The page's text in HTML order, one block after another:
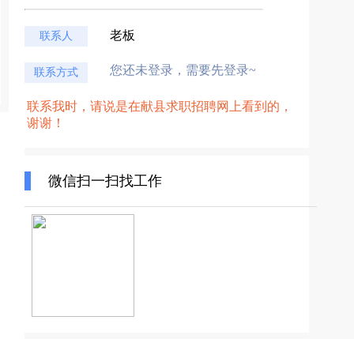
联系人 老板
联系方式 您还未登录，需要先登录~
联系我时，请说是在献县求职招聘网上看到的，
谢谢！
微信扫一扫找工作